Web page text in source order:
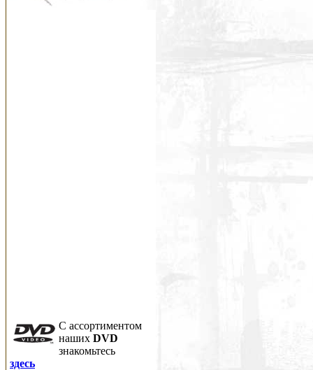
C ассортиментом
наших DVD
знакомьтесь
здесь